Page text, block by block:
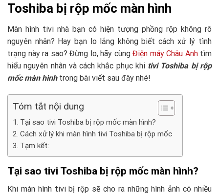
Toshiba bị rộp mốc màn hình
Màn hình tivi nhà bạn có hiện tượng phồng rộp không rõ
nguyên nhân? Hay bạn lo lắng không biết cách xử lý tình
trạng này ra sao? Đừng lo, hãy cùng Điện máy Châu Anhtìm
hiểu nguyên nhân và cách khắc phục khi tivi Toshiba bị rộp
mốc màn hìnhtrong bài viết sau đây nhé!
Tóm tắt nội dung
Tại sao tivi Toshiba bị rộp mốc màn hình?
Cách xử lý khi màn hình tivi Toshiba bị rộp mốc
Tạm kết:
Tại sao tivi Toshiba bị rộp mốc màn hình?
Khi màn hình tivi bị rộp sẽ cho ra những hình ảnh có nhiều